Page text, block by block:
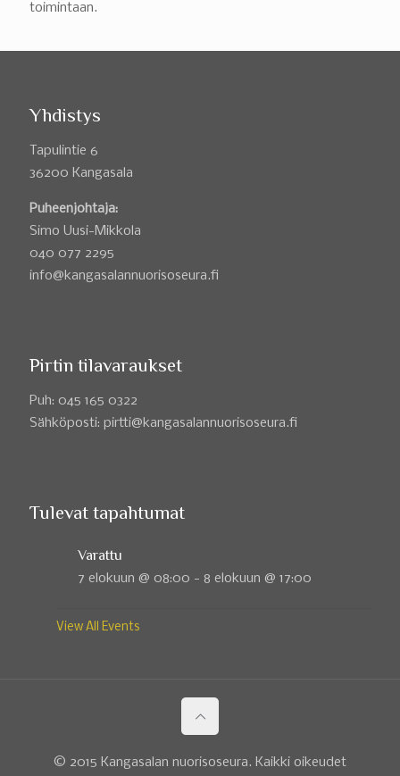
toimintaan.
Yhdistys
Tapulintie 6
36200 Kangasala
Puheenjohtaja:
Simo Uusi-Mikkola
040 077 2295
info@kangasalannuorisoseura.fi
Pirtin tilavaraukset
Puh: 045 165 0322
Sähköposti: pirtti@kangasalannuorisoseura.fi
Tulevat tapahtumat
Varattu
7 elokuun @ 08:00 - 8 elokuun @ 17:00
View All Events
© 2015 Kangasalan nuorisoseura. Kaikki oikeudet